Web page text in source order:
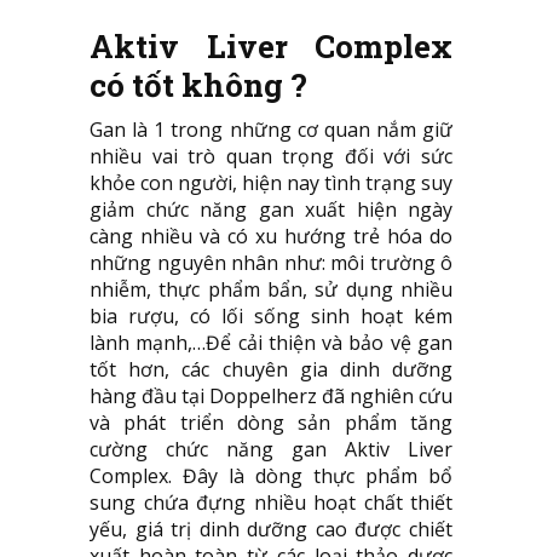
Aktiv Liver Complex
có tốt không ?
Gan là 1 trong những cơ quan nắm giữ
nhiều vai trò quan trọng đối với sức
khỏe con người, hiện nay tình trạng suy
giảm chức năng gan xuất hiện ngày
càng nhiều và có xu hướng trẻ hóa do
những nguyên nhân như: môi trường ô
nhiễm, thực phẩm bẩn, sử dụng nhiều
bia rượu, có lối sống sinh hoạt kém
lành mạnh,…Để cải thiện và bảo vệ gan
tốt hơn, các chuyên gia dinh dưỡng
hàng đầu tại Doppelherz đã nghiên cứu
và phát triển dòng sản phẩm tăng
cường chức năng gan Aktiv Liver
Complex. Đây là dòng thực phẩm bổ
sung chứa đựng nhiều hoạt chất thiết
yếu, giá trị dinh dưỡng cao được chiết